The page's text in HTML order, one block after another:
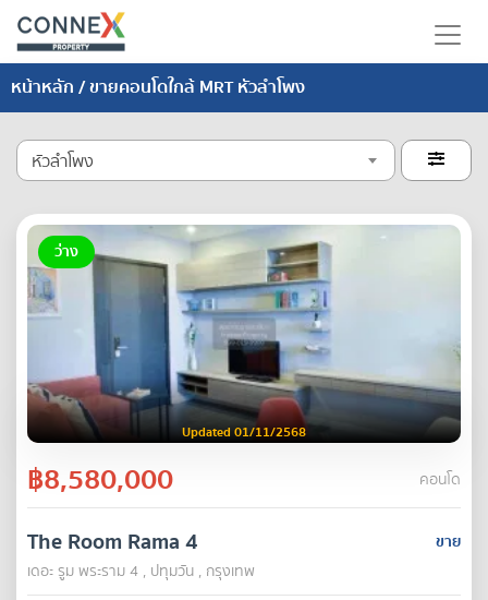
หน้าหลัก/ ขายคอนโดใกล้ MRT หัวลำโพง
หัวลำโพง 
ว่าง
Updated 01/11/2568
฿8,580,000 คอนโด
ขาย
The Room Rama 4
เดอะ รูม พระราม 4 , ปทุมวัน , กรุงเทพ